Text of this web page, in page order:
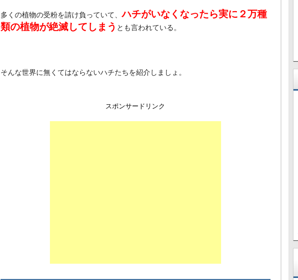
多くの植物の受粉を請け負っていて、ハチがいなくなったら実に２万種
類の植物が絶滅してしまう とも言われている。
そんな世界に無くてはならないハチたちを紹介しましょ。
スポンサードリンク